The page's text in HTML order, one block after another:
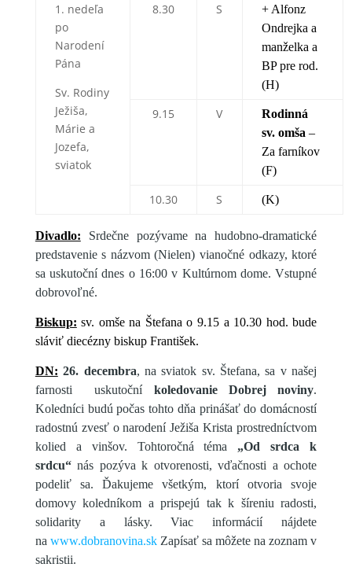
1. nedeľa
po
Narodení
Pána
Sv. Rodiny
Ježiša,
Márie a
Jozefa,
sviatok
8.30 S
+ Alfonz
Ondrejka a
manželka a
BP pre rod.
(H)
9.15 V
Rodinná
sv. omša –
Za farníkov
(F)
10.30 S (K)
Divadlo:
Srdečne pozývame na hudobno-dramatické
predstavenie s názvom (Nielen) vianočné odkazy, ktoré
sa uskutoční dnes o 16:00 v Kultúrnom dome. Vstupné
dobrovoľné.
Biskup: sv. omše na Štefana o 9.15 a 10.30 hod. bude
sláviť diecézny biskup František.
DN: 26. decembra, na sviatok sv. Štefana, sa v našej
farnosti uskutoční koledovanie Dobrej noviny.
Koledníci budú počas tohto dňa prinášať do domácností
radostnú zvesť o narodení Ježiša Krista prostredníctvom
kolied a vinšov. Tohtoročná téma „Od srdca k
srdcu“nás pozýva k otvorenosti, vďačnosti a ochote
podeliť sa. Ďakujeme všetkým, ktorí otvoria svoje
domovy koledníkom a prispejú tak k šíreniu radosti,
solidarity a lásky. Viac informácií nájdete
na www.dobranovina.skZapísať sa môžete na zoznam v
sakristii.